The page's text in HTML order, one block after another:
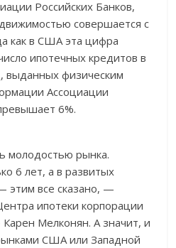
Российских Банков,
совершается с
как в США эта цифра
ипотечных кредитов в
выданных физическим
Ассоциации
6%.
молодостью рынка.
6 лет, а в развитых
этим все сказано, —
ипотеки корпорации
Мелконян. А значит, и
США или Западной